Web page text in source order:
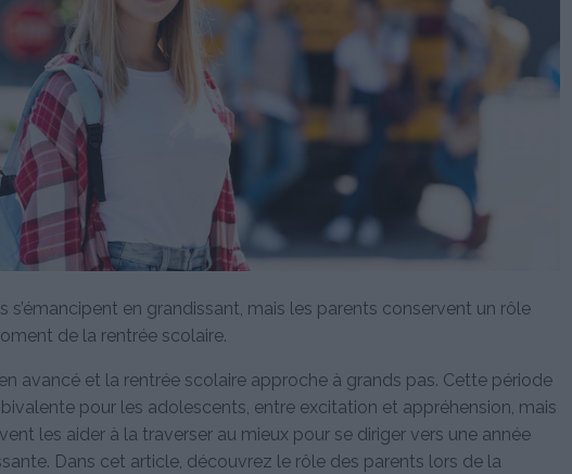
s’émancipent en grandissant, mais les parents conservent un rôle
de la rentrée scolaire.
avancé et la rentrée scolaire approche à grands pas. Cette période
pour les adolescents, entre excitation et appréhension, mais
les aider à la traverser au mieux pour se diriger vers une année
Dans cet article, découvrez le rôle des parents lors de la